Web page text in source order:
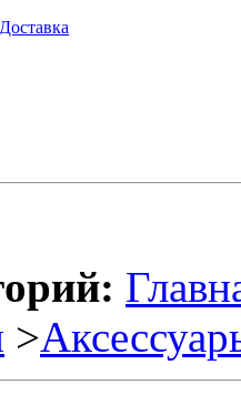
Доставка
>